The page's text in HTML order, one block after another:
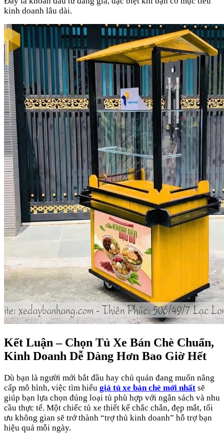
kinh doanh lâu dài.
Kết Luận – Chọn Tủ Xe Bán Chè Chuẩn,
Kinh Doanh Dễ Dàng Hơn Bao Giờ Hết
Dù bạn là người mới bắt đầu hay chủ quán đang muốn nâng
cấp mô hình, việc tìm hiểu giá tủ xe bán chè mới nhất sẽ
giúp bạn lựa chọn đúng loại tủ phù hợp với ngân sách và nhu
cầu thực tế. Một chiếc tủ xe thiết kế chắc chắn, đẹp mắt, tối
ưu không gian sẽ trở thành “trợ thủ kinh doanh” hỗ trợ bạn
hiệu quả mỗi ngày.